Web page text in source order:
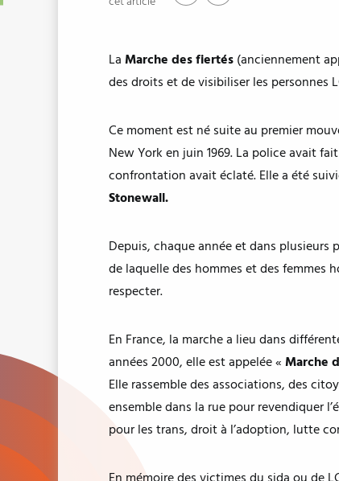
La Marche des fiertés (anciennement
des droits et de visibiliser les personnes
Ce moment est né suite au premier
New York en juin 1969. La police avait
confrontation avait éclaté. Elle a été
Stonewall.
Depuis, chaque année et dans plusieurs
de laquelle des hommes et des femmes
respecter.
En France, la marche a lieu dans
années 2000, elle est appelée « Marche
Elle rassemble des associations, des
ensemble dans la rue pour revendiquer
pour les trans, droit à l’adoption, lutte